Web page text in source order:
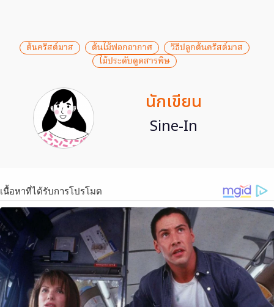
ต้นคริสต์มาส ต้นไม้ฟอกอากาศ
วิธีปลูกต้นคริสต์มาส
ไม้ประดับดูดสารพิษ
นักเขียน
Sine-In
เนื้อหาที่ได้รับการโปรโมต